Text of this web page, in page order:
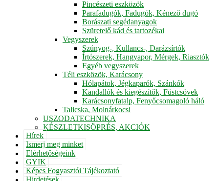
Pincészeti eszközök
Parafadugók, Fadugók, Kénező dugó
Borászati segédanyagok
Szüretelő kád és tartozékai
Vegyszerek
Szúnyog-, Kullancs-, Darázsírtók
Írtószerek, Hangyapor, Mérgek, Riasztók
Egyéb vegyszerek
Téli eszközök, Karácsony
Hólapátok, Jégkaparók, Szánkók
Kandallók és kiegészítők, Füstcsövek
Karácsonyfatalp, Fenyőcsomagoló háló
Talicska, Molnárkocsi
USZODATECHNIKA
KÉSZLETKISÖPRÉS, AKCIÓK
Hírek
Ismerj meg minket
Elérhetőségeink
GYIK
Képes Fogyasztói Tájékoztató